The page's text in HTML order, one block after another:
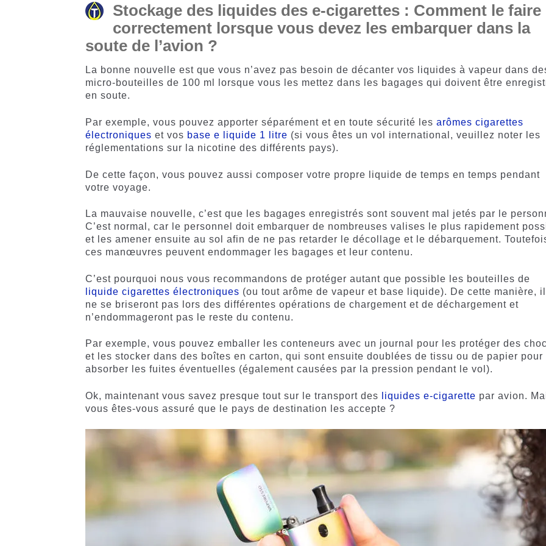
Stockage des liquides des e-cigarettes : Comment le faire
correctement lorsque vous devez les embarquer dans la
soute de l’avion ?
La bonne nouvelle est que vous n’avez pas besoin de décanter vos liquides à vapeur dans
micro-bouteilles de 100 ml lorsque vous les mettez dans les bagages qui doivent être
en soute.
Par exemple, vous pouvez apporter séparément et en toute sécurité lesarômes cigarettes
électroniques et vos base e liquide 1 litre (si vous êtes un vol international, veuillez noter les
réglementations sur la nicotine des différents pays).
De cette façon, vous pouvez aussi composer votre propre liquide de temps en temps pendant
votre voyage.
La mauvaise nouvelle, c’est que les bagages enregistrés sont souvent mal jetés par le
C’est normal, car le personnel doit embarquer de nombreuses valises le plus rapidement
et les amener ensuite au sol afin de ne pas retarder le décollage et le débarquement.
ces manœuvres peuvent endommager les bagages et leur contenu.
C’est pourquoi nous vous recommandons de protéger autant que possible les bouteilles de
liquide cigarettes électroniques (ou tout arôme de vapeur et base liquide). De cette manière,
ne se briseront pas lors des différentes opérations de chargement et de déchargement et
n’endommageront pas le reste du contenu.
Par exemple, vous pouvez emballer les conteneurs avec un journal pour les protéger des
et les stocker dans des boîtes en carton, qui sont ensuite doublées de tissu ou de papier pour
absorber les fuites éventuelles (également causées par la pression pendant le vol).
Ok, maintenant vous savez presque tout sur le transport des liquides e-cigarette par avion.
vous êtes-vous assuré que le pays de destination les accepte ?